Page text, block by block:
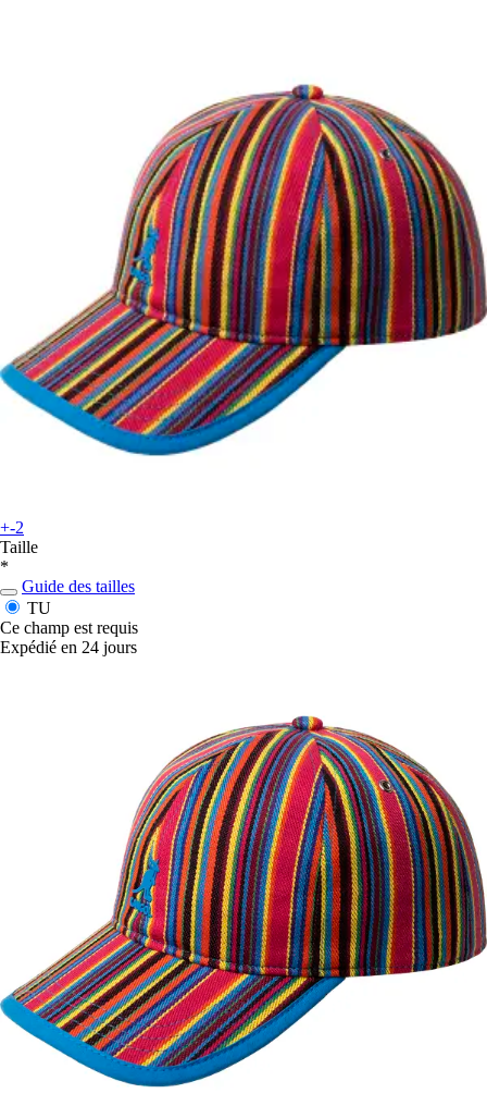
+-2
Taille
*
Guide des tailles
TU
Ce champ est requis
Expédié en 24 jours